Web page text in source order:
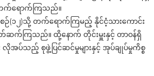
တက်ရောက်ကြသည်။
ဉ်(၁၂)သို့ တက်ရောက်ကြမည့် နိုင်ငံ့သားကောင်း
ဆိုနှုတ်ဆက်ကြသည်။ ထို့နောက် တိုင်းမှူးနှင့် တာဝန်ရှိ
အပ်သည့် စုဖွဲ့ပြင်ဆင်မှုများနှင့် အုပ်ချုပ်မှုကိစ္စ